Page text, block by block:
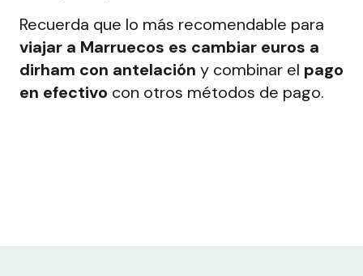
Recuerda que lo más recomendable para
viajar a Marruecos es cambiar euros a
dirham con antelación y combinar el pago
en efectivo con otros métodos de pago.